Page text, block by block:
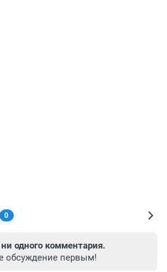
0
одного комментария.
обсуждение первым!